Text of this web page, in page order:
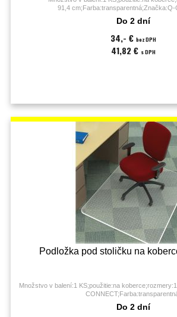
91,4 cm;Farba:transparentná;Značka:Q-
Do 2 dní
34,- € bez DPH
41,82 € s DPH
Podložka pod stoličku na
Množstvo v balení:1 KS;použitie:na
Do 2 dní